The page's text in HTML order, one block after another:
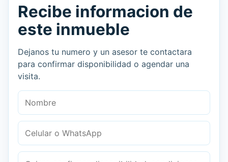
Recibe informacion de
este inmueble
Dejanos tu numero y un asesor te contactara
para confirmar disponibilidad o agendar una
visita.
Nombre
Celular o WhatsApp
Mensaje